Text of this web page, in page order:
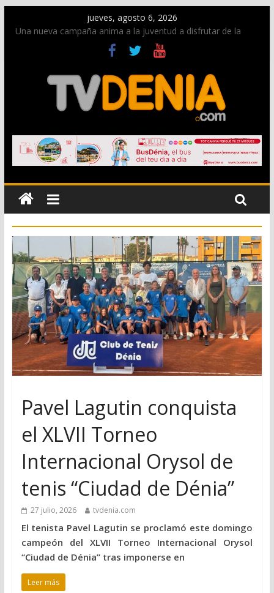
jueves, agosto 6, 2026
Una nueva campaña anima a la juventud a disfrutar de la
Paco Adsuar dona al Arxiu de Dénia más de 50.000 imágenes
de la memoria visual de la ciudad
La Entraeta Festera llena de ambiente la calle Marqués de
Campo con la recepción a la Capitanía Cristiana
El XII Festival de Jazz de Dénia reunirá durante agosto a
figuras nacionales e internacionales en los Jardins de
Torrecremada
Los Moros y Cristianos 2026 reciben las llaves de la ciudad y
dan inicio a las fiestas en Dénia
Pavel Lagutin conquista
el XLVII Torneo
Internacional Orysol de
tenis “Ciudad de Dénia”
27 julio, 2026 tvdenia.com
El tenista Pavel Lagutin se proclamó este domingo
campeón del XLVII Torneo Internacional Orysol
“Ciudad de Dénia” tras imponerse en
Leer más